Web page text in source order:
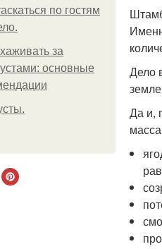
по гостям
за
основные
Дело
Да и,